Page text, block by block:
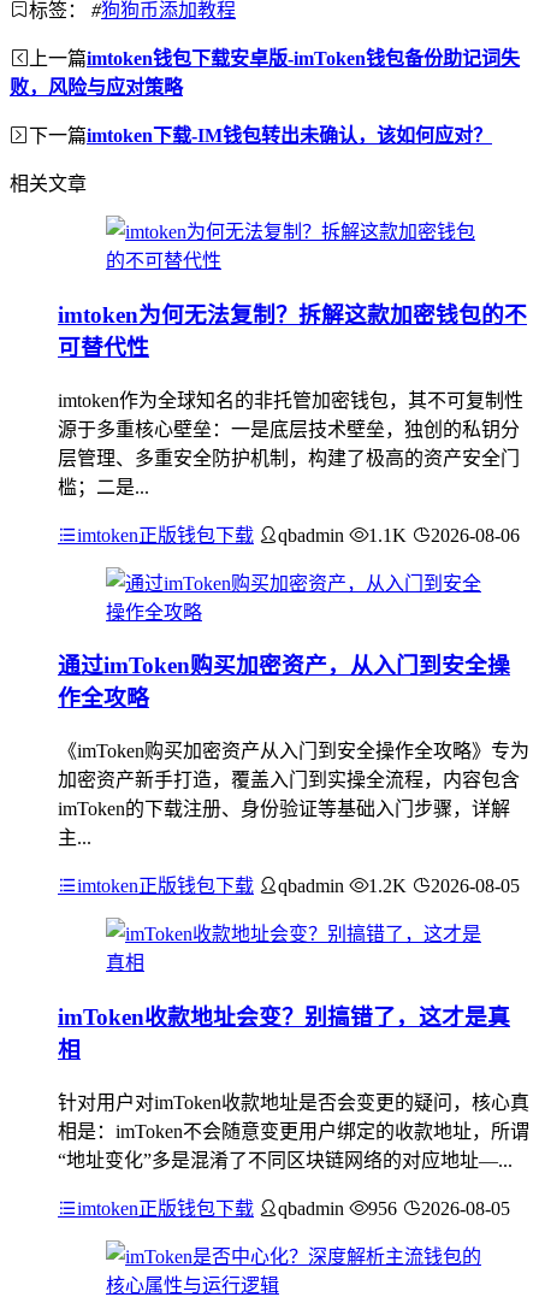
标签： #狗狗币添加教程
上一篇imtoken钱包下载安卓版-imToken钱包备份助记词失
败，风险与应对策略
下一篇imtoken下载-IM钱包转出未确认，该如何应对？
相关文章
imtoken为何无法复制？拆解这款加密钱包的不
可替代性
imtoken作为全球知名的非托管加密钱包，其不可复制性
源于多重核心壁垒：一是底层技术壁垒，独创的私钥分
层管理、多重安全防护机制，构建了极高的资产安全门
槛；二是...
imtoken正版钱包下载 qbadmin 1.1K 2026-08-06
通过imToken购买加密资产，从入门到安全操
作全攻略
《imToken购买加密资产从入门到安全操作全攻略》专为
加密资产新手打造，覆盖入门到实操全流程，内容包含
imToken的下载注册、身份验证等基础入门步骤，详解
主...
imtoken正版钱包下载 qbadmin 1.2K 2026-08-05
imToken收款地址会变？别搞错了，这才是真
相
针对用户对imToken收款地址是否会变更的疑问，核心真
相是：imToken不会随意变更用户绑定的收款地址，所谓
“地址变化”多是混淆了不同区块链网络的对应地址—...
imtoken正版钱包下载 qbadmin 956 2026-08-05